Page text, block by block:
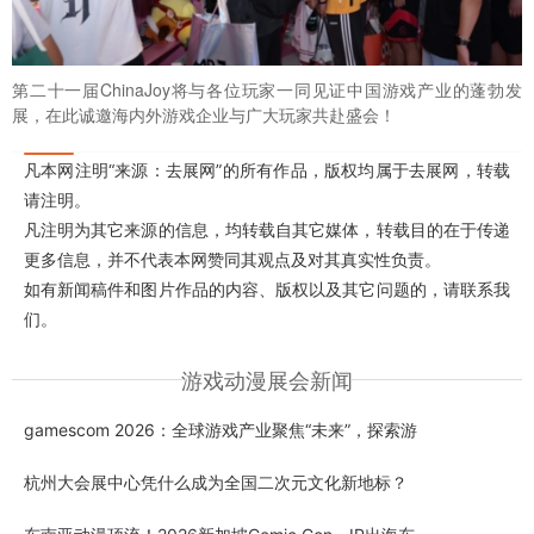
第二十一届ChinaJoy将与各位玩家一同见证中国游戏产业的蓬勃发
展，在此诚邀海内外游戏企业与广大玩家共赴盛会！
凡本网注明“来源：去展网”的所有作品，版权均属于去展网，转载
请注明。
凡注明为其它来源的信息，均转载自其它媒体，转载目的在于传递
更多信息，并不代表本网赞同其观点及对其真实性负责。
如有新闻稿件和图片作品的内容、版权以及其它问题的，请联系我
们。
游戏动漫展会新闻
gamescom 2026：全球游戏产业聚焦“未来”，探索游
杭州大会展中心凭什么成为全国二次元文化新地标？